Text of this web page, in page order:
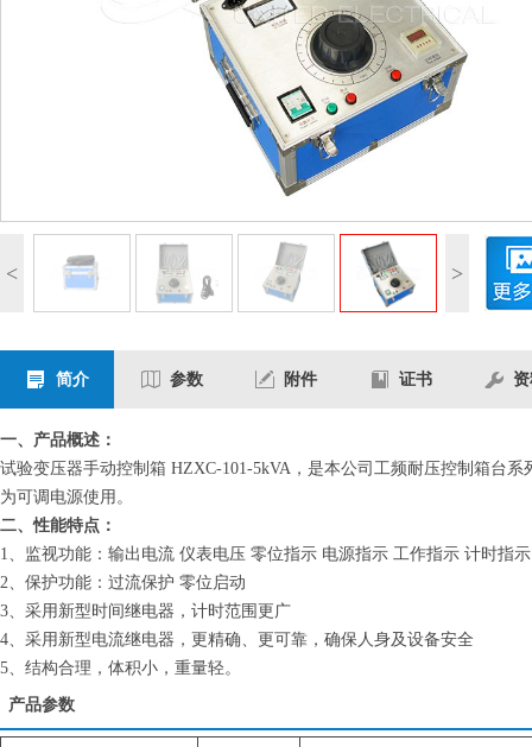
< >
简介 参数 附件 证书
一、产品概述：
试验变压器手动控制箱 HZXC-101-5kVA，是本公司工频耐压控制箱台
为可调电源使用。
二、性能特点：
1、监视功能：输出电流 仪表电压 零位指示 电源指示 工作指示 计时指示
2、保护功能：过流保护 零位启动
3、采用新型时间继电器，计时范围更广
4、采用新型电流继电器，更精确、更可靠，确保人身及设备安全
5、结构合理，体积小，重量轻。
产品参数